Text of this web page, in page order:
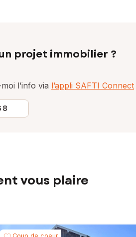
projet immobilier ?
l’info via l’appli SAFTI Connect
vous plaire